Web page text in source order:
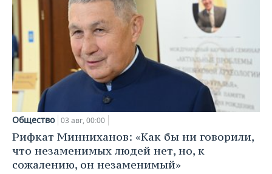
Общество 03 авг, 00:00
Рифкат Минниханов: «Как бы ни говорили,
что незаменимых людей нет, но, к
сожалению, он незаменимый»